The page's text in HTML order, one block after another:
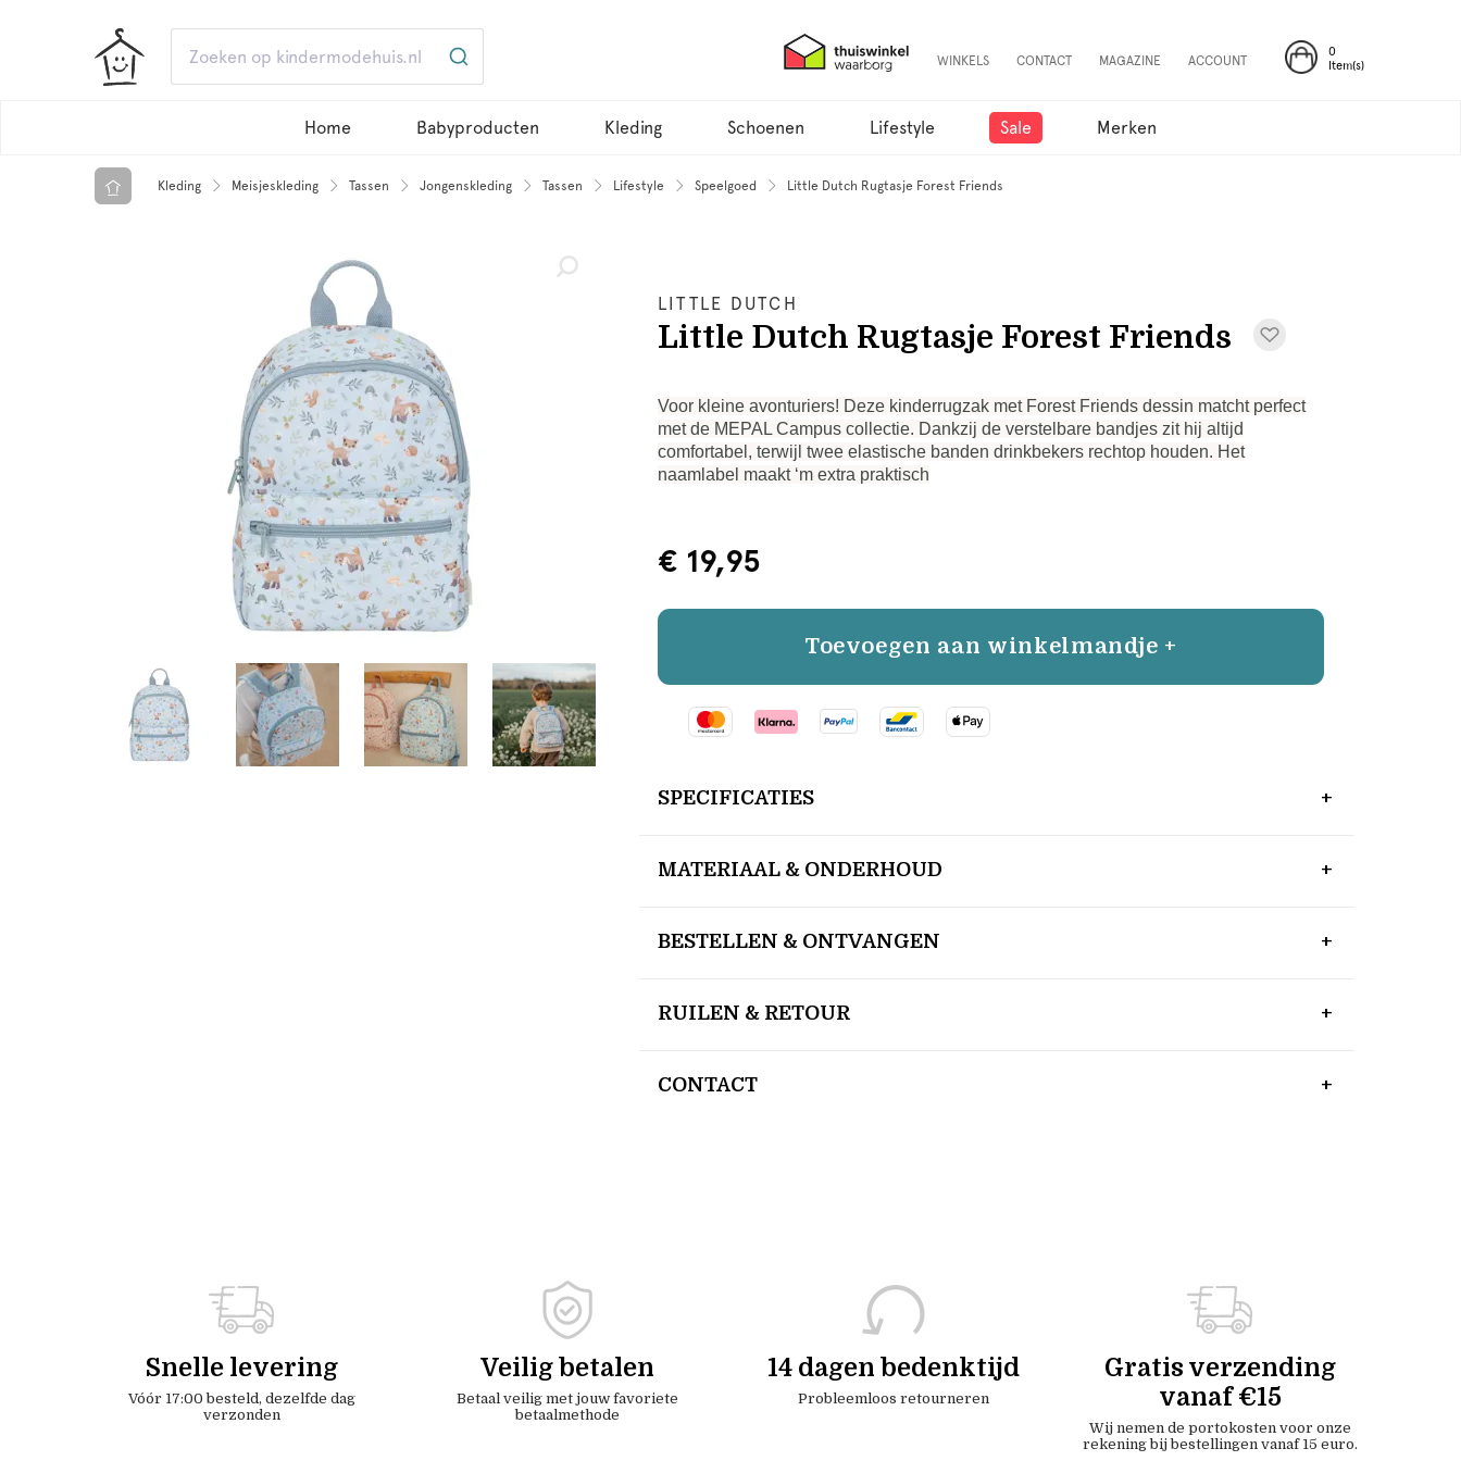
0
Item(s)
WINKELS CONTACT MAGAZINE ACCOUNT
Home Babyproducten Kleding Schoenen Lifestyle Sale Merken
Kleding Meisjeskleding Tassen Jongenskleding Tassen Lifestyle Speelgoed Little Dutch Rugtasje Forest Friends
LITTLE DUTCH
Little Dutch Rugtasje Forest Friends
Voor kleine avonturiers! Deze kinderrugzak met Forest Friends dessin matcht perfect
met de MEPAL Campus collectie. Dankzij de verstelbare bandjes zit hij altijd
comfortabel, terwijl twee elastische banden drinkbekers rechtop houden. Het
naamlabel maakt ‘m extra praktisch
€ 19,95
Toevoegen aan winkelmandje +
SPECIFICATIES
MATERIAAL & ONDERHOUD
BESTELLEN & ONTVANGEN
RUILEN & RETOUR
CONTACT
Snelle levering
Vóór 17:00 besteld, dezelfde dag
verzonden
Veilig betalen
Betaal veilig met jouw favoriete
betaalmethode
14 dagen bedenktijd
Probleemloos retourneren
Gratis verzending
vanaf €15
Wij nemen de portokosten voor onze
rekening bij bestellingen vanaf 15 euro.